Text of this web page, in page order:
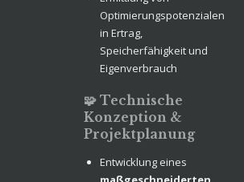
Optimierungspotenzialen
in Ertrag,
Speicherfähigkeit und
Eigenverbrauch
🧩 Technische
Konzeption &
Projektplanung
Entwicklung eines